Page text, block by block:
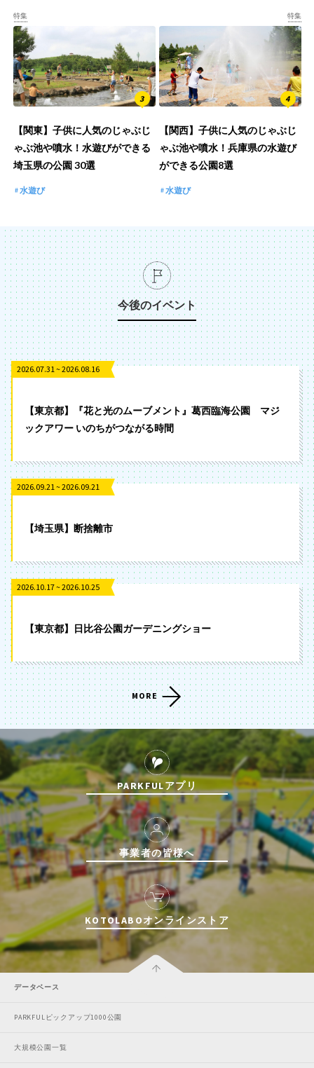
特集
【関東】子供に人気のじゃぶじ
ゃぶ池や噴水！水遊びができる
埼玉県の公園 30選
水遊び
特集
【関西】子供に人気のじゃぶじ
ゃぶ池や噴水！兵庫県の水遊び
ができる公園8選
水遊び
今後のイベント
2026.07.31 ~ 2026.08.16
【東京都】『花と光のムーブメント』葛西臨海公園 マジ
ックアワー いのちがつながる時間
2026.09.21 ~ 2026.09.21
【埼玉県】断捨離市
2026.10.17 ~ 2026.10.25
【東京都】日比谷公園ガーデニングショー
MORE
PARKFULアプリ
事業者の皆様へ
KOTOLABOオンラインストア
データベース
PARKFULピックアップ1000公園
大規模公園一覧